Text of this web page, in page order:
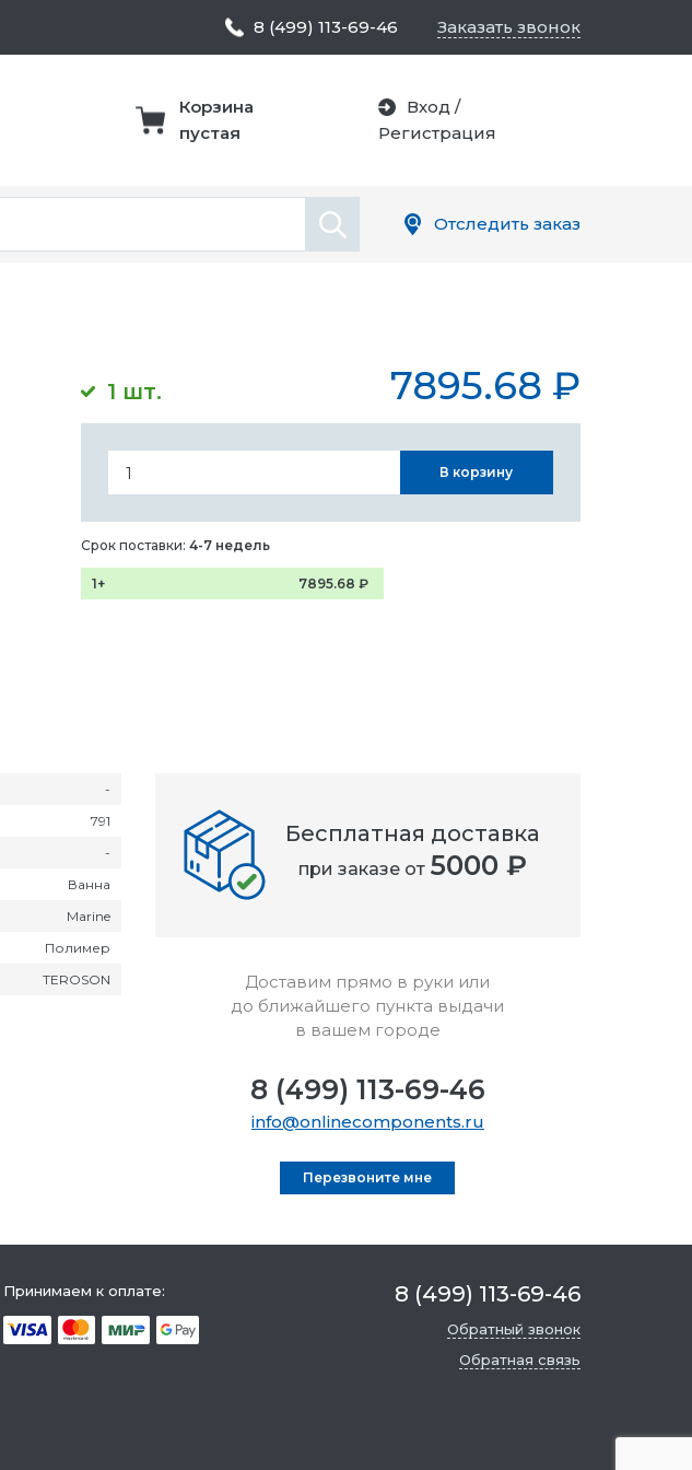
1 шт. 7895.68 ₽
В корзину
Срок поставки: 4-7 недель
1+ 7895.68 ₽
-
791
-
Ванна
Marine
Полимер
TEROSON
Бесплатная доставка
при заказе от 5000 ₽
Доставим прямо в руки или
до ближайшего пункта выдачи
в вашем городе
8 (499) 113-69-46
info@onlinecomponents.ru
Перезвоните мне
8 (499) 113-69-46 Заказать звонок
Корзина
пустая
Вход /
Регистрация
Отследить заказ
Принимаем к оплате: 8 (499) 113-69-46
Обратный звонок
Обратная связь